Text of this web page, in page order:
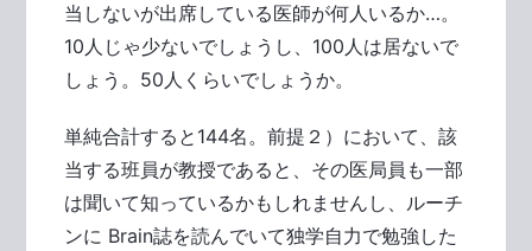
当しないが出席している医師が何人いるか…。
10人じゃ少ないでしょうし、100人は居ないで
しょう。50人くらいでしょうか。
単純合計すると144名。前提２）において、該
当する班員が教授であると、その医局員も一部
は聞いて知っているかもしれませんし、ルーチ
ンに Brain誌を読んでいて独学自力で勉強した